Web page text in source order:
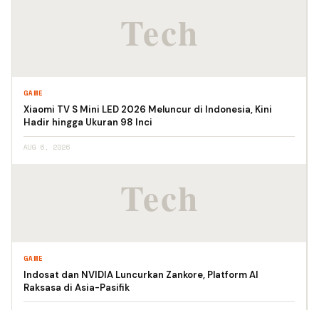
GAME
Xiaomi TV S Mini LED 2026 Meluncur di Indonesia, Kini
Hadir hingga Ukuran 98 Inci
AUG 6, 2026
GAME
Indosat dan NVIDIA Luncurkan Zankore, Platform AI
Raksasa di Asia-Pasifik